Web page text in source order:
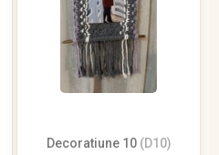
Decoratiune 10 (D10)